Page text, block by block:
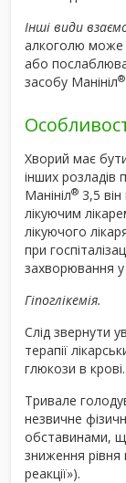
Інші види
алкоголю може
або
засобу Манініл®
Хворий має
інших розладів
Манініл® 3,5
лікуючим
лікуючого
при
захворювання у
Гіпоглікемія.
Слід звернути
терапії
глюкози в крові.
Тривале
незвичне
обставинами,
зниження рівня
реакції»).